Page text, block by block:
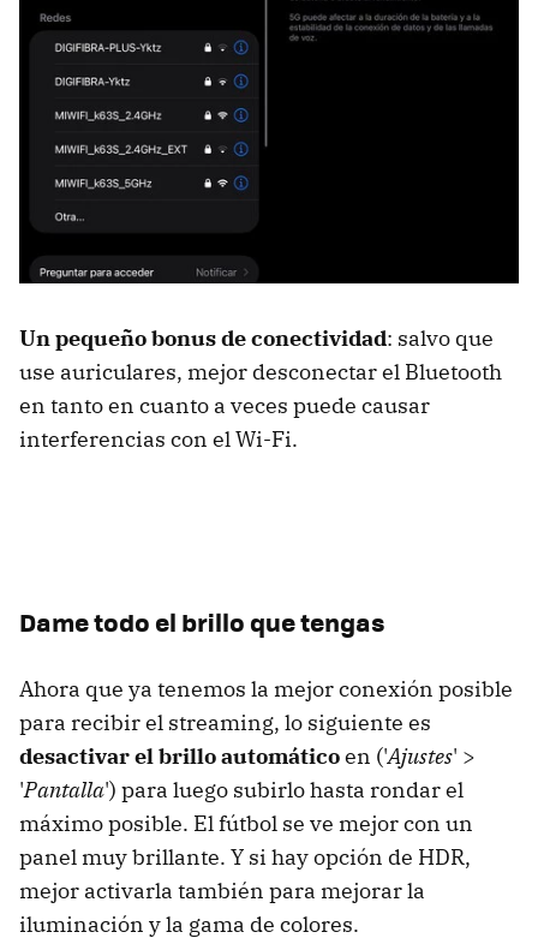
Un pequeño bonus de conectividad: salvo que
use auriculares, mejor desconectar el Bluetooth
en tanto en cuanto a veces puede causar
interferencias con el Wi-Fi.
Dame todo el brillo que tengas
Ahora que ya tenemos la mejor conexión posible
para recibir el streaming, lo siguiente es
desactivar el brillo automáticoen ('Ajustes' >
'Pantalla') para luego subirlo hasta rondar el
máximo posible. El fútbol se ve mejor con un
panel muy brillante. Y si hay opción de HDR,
mejor activarla también para mejorar la
iluminación y la gama de colores.